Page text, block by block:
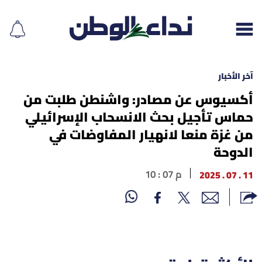
إقرأ الجريدة
لبنان
الغلاف
نداء اليوم
آخر الأخبار
أكسيوس عن مصادر: واشنطن طلبت من
حماس تأجيل بحث الانسحاب الإسرائيلي
من غزة منعا لانهيار المفاوضات في
الدوحة
11 . 07 . 2025 10 : 07 م